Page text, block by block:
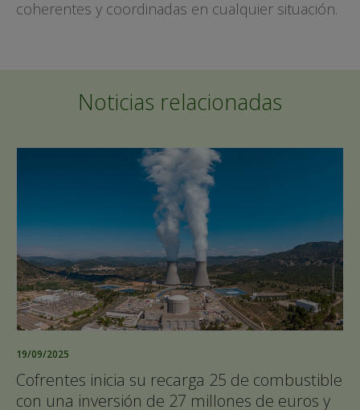
coherentes y coordinadas en cualquier situación.
Noticias relacionadas
19/09/2025
Cofrentes inicia su recarga 25 de combustible
con una inversión de 27 millones de euros y